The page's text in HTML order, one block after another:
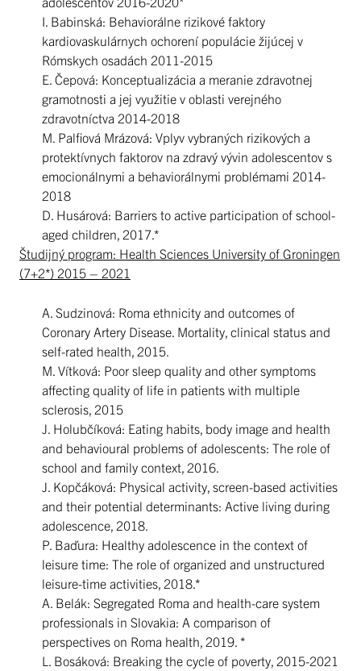
I. Babinská: Behaviorálne rizikové faktory
kardiovaskulárnych ochorení populácie žijúcej v
Rómskych osadách 2011-2015
E. Čepová: Konceptualizácia a meranie zdravotnej
gramotnosti a jej využitie v oblasti verejného
zdravotníctva 2014-2018
M. Palfiová Mrázová: Vplyv vybraných rizikových a
protektívnych faktorov na zdravý vývin adolescentov s
emocionálnymi a behaviorálnymi problémami 2014-
2018
D. Husárová: Barriers to active participation of school-
aged children, 2017.*
Študijný program: Health Sciences University of Groningen
(7+2*) 2015 – 2021
A. Sudzinová: Roma ethnicity and outcomes of
Coronary Artery Disease. Mortality, clinical status and
self-rated health, 2015.
M. Vítková: Poor sleep quality and other symptoms
affecting quality of life in patients with multiple
sclerosis, 2015
J. Holubčíková: Eating habits, body image and health
and behavioural problems of adolescents: The role of
school and family context, 2016.
J. Kopčáková: Physical activity, screen-based activities
and their potential determinants: Active living during
adolescence, 2018.
P. Baďura: Healthy adolescence in the context of
leisure time: The role of organized and unstructured
leisure-time activities, 2018.*
A. Belák: Segregated Roma and health-care system
professionals in Slovakia: A comparison of
perspectives on Roma health, 2019. *
L. Bosáková: Breaking the cycle of poverty, 2015-2021